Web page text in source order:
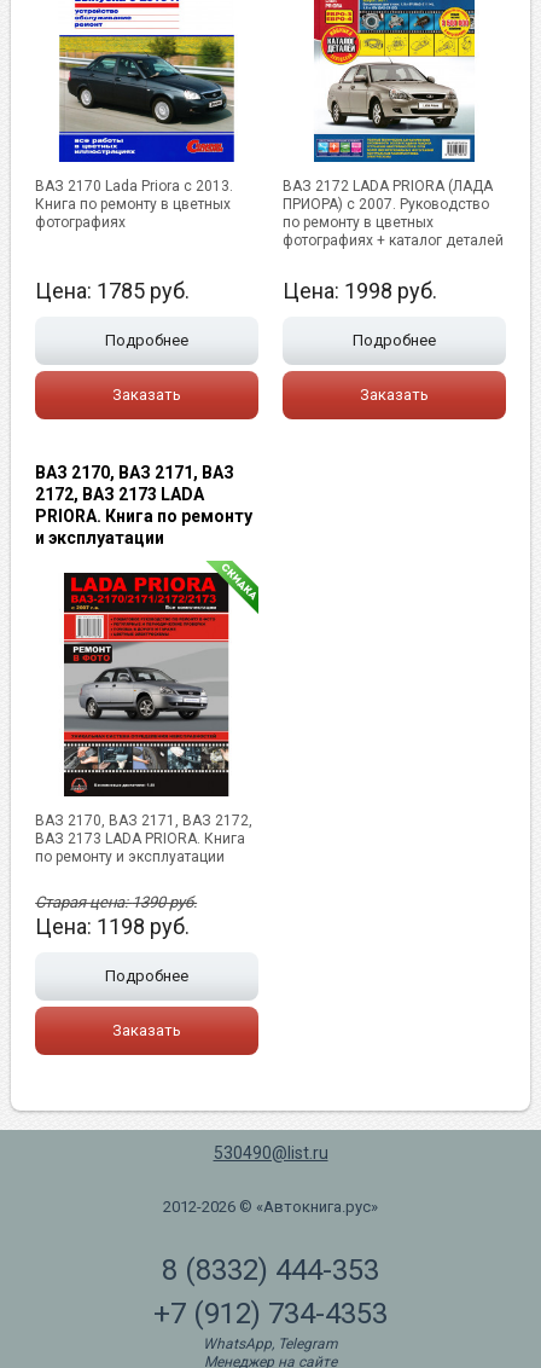
ВАЗ 2170 Lada Priora с 2013.
Книга по ремонту в цветных
фотографиях
Цена: 1785 руб.
Подробнее
Заказать
ВАЗ 2172 LADA PRIORA (ЛАДА
ПРИОРА) с 2007. Руководство
по ремонту в цветных
фотографиях + каталог деталей
Цена: 1998 руб.
Подробнее
Заказать
ВАЗ 2170, ВАЗ 2171, ВАЗ
2172, ВАЗ 2173 LADA
PRIORA. Книга по ремонту
и эксплуатации
ВАЗ 2170, ВАЗ 2171, ВАЗ 2172,
ВАЗ 2173 LADA PRIORA. Книга
по ремонту и эксплуатации
Старая цена:1390руб.
Цена: 1198 руб.
Подробнее
Заказать
530490@list.ru
2012-2026 © «Автокнига.рус»
8 (8332) 444-353
+7 (912) 734-4353
WhatsApp, Telegram
Менеджер на сайте